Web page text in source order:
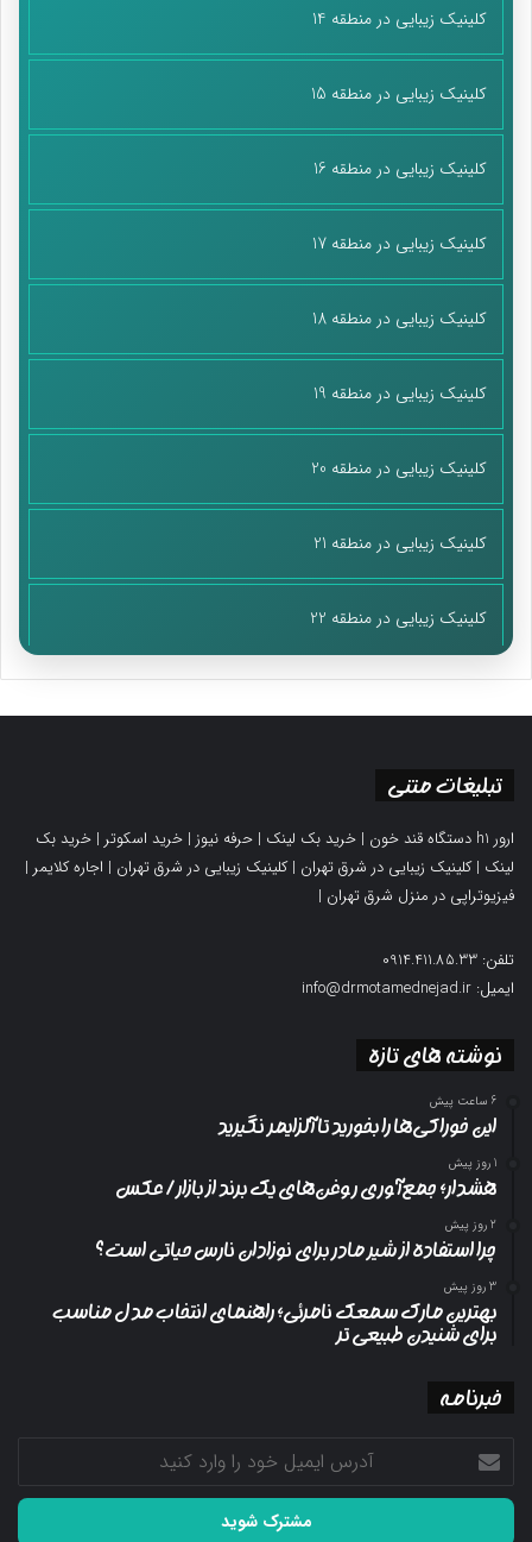
کلینیک زیبایی در منطقه 14
کلینیک زیبایی در منطقه 15
کلینیک زیبایی در منطقه 16
کلینیک زیبایی در منطقه 17
کلینیک زیبایی در منطقه 18
کلینیک زیبایی در منطقه 19
کلینیک زیبایی در منطقه 20
کلینیک زیبایی در منطقه 21
کلینیک زیبایی در منطقه 22
تبلیغات متنی
ارور h1 دستگاه قند خون | خرید بک لینک | حرفه نیوز | خرید اسکوتر | خرید بک
لینک |کلینیک زیبایی در شرق تهران |کلینیک زیبایی در شرق تهران | اجاره کلایمر |
فیزیوتراپی در منزل شرق تهران |
تلفن: 0914.411.85.33
ایمیل: info@drmotamednejad.ir
نوشته های تازه
6 ساعت پیش
این خوراکی‌ها را بخورید تا آلزایمر نگیرید
1 روز پیش
هشدار؛ جمع‌آوری روغن‌های یک برند از بازار/ عکس
2 روز پیش
چرا استفاده از شیر مادر برای نوزادان نارس حیاتی است؟
3 روز پیش
بهترین مارک سمعک نامرئی؛ راهنمای انتخاب مدل مناسب
برای شنیدن طبیعی تر
خبرنامه
آدرس
ایمیل
خود